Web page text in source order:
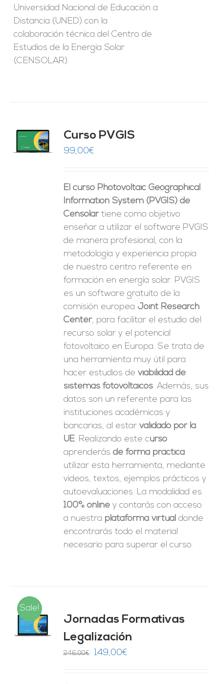
Universidad Nacional de Educación a
Distancia (UNED) con la
colaboración técnica del Centro de
Estudios de la Energía Solar
(CENSOLAR).
Curso PVGIS
99,00€
El curso Photovoltaic Geographical
Information System (PVGIS) de
Censolartiene como objetivo
enseñar a utilizar el software PVGIS
de manera profesional, con la
metodología y experiencia propia
de nuestro centro referente en
formación en energía solar. PVGIS
es un software gratuito de la
comisión europea Joint Research
Center, para facilitar el estudio del
recurso solar y el potencial
fotovoltaico en Europa. Se trata de
una herramienta muy útil para
hacer estudios deviabilidad de
sistemas fotovoltaicos. Además, sus
datos son un referente para las
instituciones académicas y
bancarias, al estarvalidado por la
UE. Realizando este curso
aprenderásde forma práctica
utilizar esta herramienta, mediante
videos, textos, ejemplos prácticos y
autoevaluaciones. La modalidad es
100% online y contarás con acceso
a nuestra plataforma virtual donde
encontrarás todo el material
necesario para superar el curso.
Sale!
Jornadas Formativas
Legalización
246,00€
El
149,00€